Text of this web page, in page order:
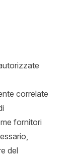
correlate
fornitori
del